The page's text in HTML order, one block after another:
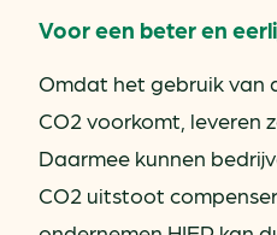
Voor een beter en
Omdat het gebruik van
CO2 voorkomt, leveren
Daarmee kunnen
CO2 uitstoot